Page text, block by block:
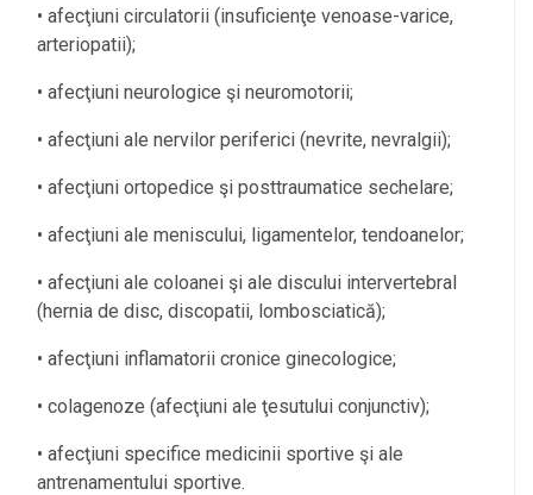
• afecţiuni circulatorii (insuficienţe venoase-varice,
arteriopatii);
• afecţiuni neurologice şi neuromotorii;
• afecţiuni ale nervilor periferici (nevrite, nevralgii);
• afecţiuni ortopedice şi posttraumatice sechelare;
• afecţiuni ale meniscului, ligamentelor, tendoanelor;
• afecţiuni ale coloanei şi ale discului intervertebral
(hernia de disc, discopatii, lombosciatică);
• afecţiuni inflamatorii cronice ginecologice;
• colagenoze (afecţiuni ale ţesutului conjunctiv);
• afecţiuni specifice medicinii sportive şi ale
antrenamentului sportive.